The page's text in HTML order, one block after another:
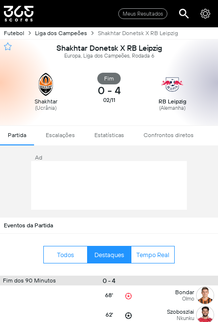
Meus Resultados
Futebol Liga dos Campeões Shakhtar Donetsk X RB Leipzig
Shakhtar Donetsk X RB Leipzig
Europa, Liga dos Campeões, Rodada 6
Shakhtar
(Ucrânia)
Fim
0 - 4
02/11 RB Leipzig
(Alemanha)
Partida Escalações Estatísticas Confrontos diretos
Ad
Eventos da Partida
Todos Destaques Tempo Real
Fim dos 90 Minutos 0 - 4
68' Bondar
Olmo
62' Szoboszlai
Nkunku